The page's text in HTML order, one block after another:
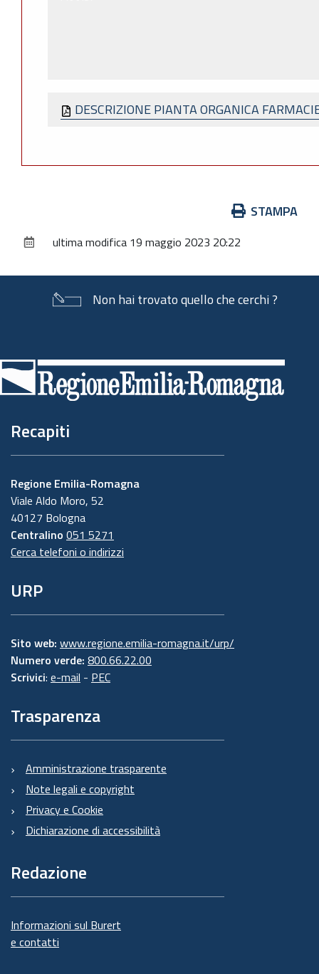
DESCRIZIONE PIANTA ORGANICA
documento
STAMPA
ultima modifica 19 maggio 2023 20:22
Non hai trovato quello che cerchi ?
di
pagina
Recapiti
Regione Emilia-Romagna
Viale Aldo Moro, 52
40127 Bologna
Centralino 051 5271
Cerca telefoni o indirizzi
URP
Sito web: www.regione.emilia-romagna.it/urp/
Numero verde: 800.66.22.00
Scrivici: e-mail - PEC
Trasparenza
Amministrazione trasparente
Note legali e copyright
Privacy e Cookie
Dichiarazione di accessibilità
Redazione
Informazioni sul Burert
e contatti